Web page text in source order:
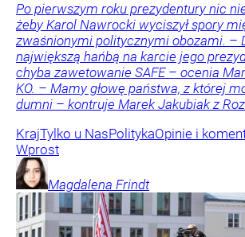
Po pierwszym roku prezydentury nic
żeby Karol Nawrocki wyciszył spory
zwaśnionymi politycznymi obozami. –
największą hańbą na karcie jego
chyba zawetowanie SAFE – ocenia
KO. – Mamy głowę państwa, z której
dumni – kontruje Marek Jakubiak z
KrajTylko u NasPolitykaOpinie i
Wprost
Magdalena Frindt